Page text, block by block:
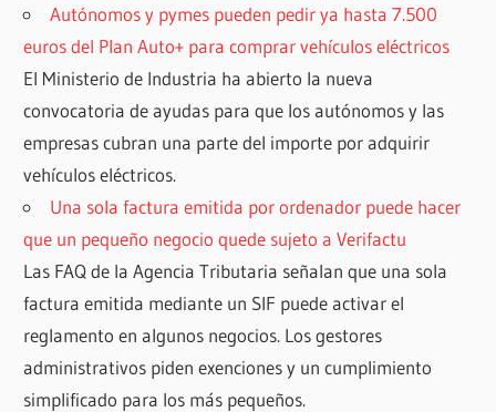
Autónomos y pymes pueden pedir ya hasta 7.500
euros del Plan Auto+ para comprar vehículos eléctricos
El Ministerio de Industria ha abierto la nueva
convocatoria de ayudas para que los autónomos y las
empresas cubran una parte del importe por adquirir
vehículos eléctricos.
Una sola factura emitida por ordenador puede hacer
que un pequeño negocio quede sujeto a Verifactu
Las FAQ de la Agencia Tributaria señalan que una sola
factura emitida mediante un SIF puede activar el
reglamento en algunos negocios. Los gestores
administrativos piden exenciones y un cumplimiento
simplificado para los más pequeños.